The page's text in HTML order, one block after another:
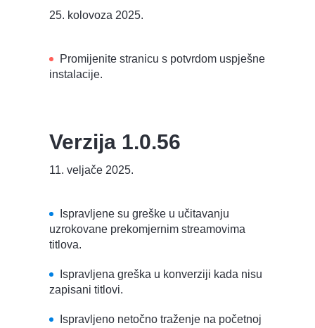
25. kolovoza 2025.
Promijenite stranicu s potvrdom uspješne
instalacije.
Verzija 1.0.56
11. veljače 2025.
Ispravljene su greške u učitavanju
uzrokovane prekomjernim streamovima
titlova.
Ispravljena greška u konverziji kada nisu
zapisani titlovi.
Ispravljeno netočno traženje na početnoj